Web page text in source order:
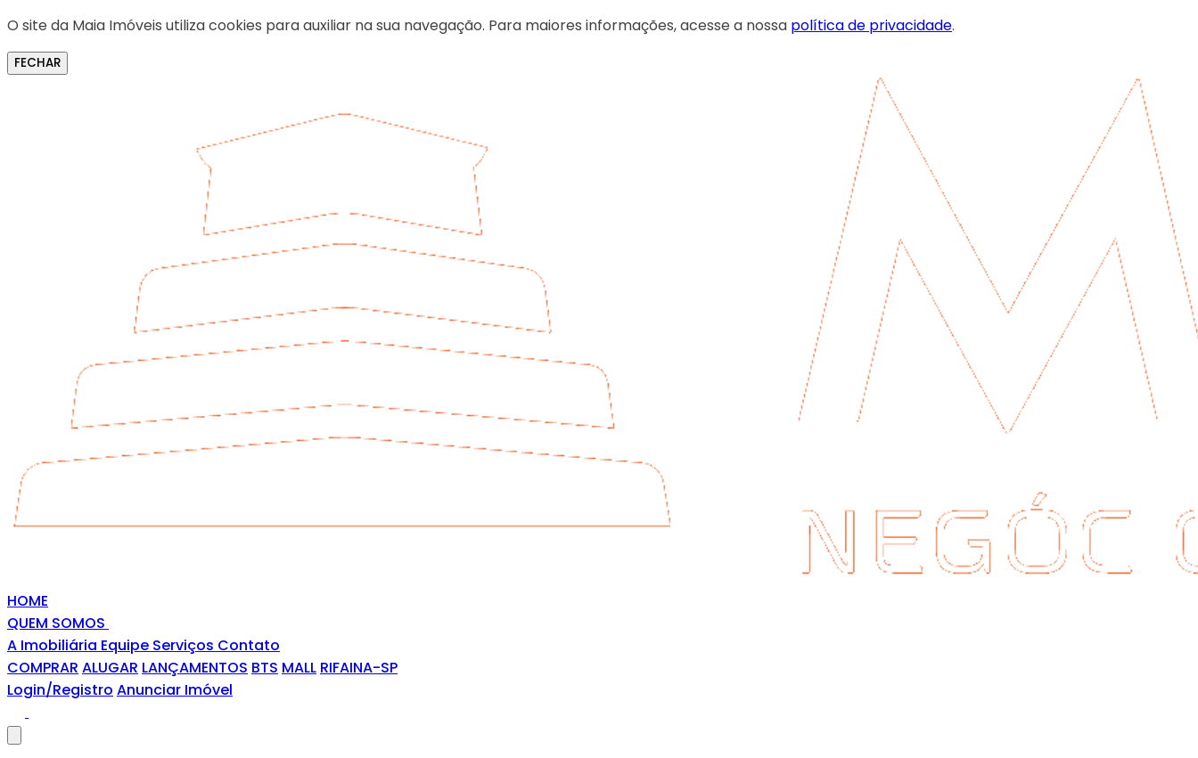
O site da Maia Imóveis utiliza cookies para auxiliar na sua navegação. Para maiores informações, acesse a nossa política de privacidade.
FECHAR
HOME
QUEM SOMOS
A Imobiliária Equipe Serviços Contato
COMPRAR ALUGAR LANÇAMENTOS BTS MALL RIFAINA-SP
Login/Registro Anunciar Imóvel